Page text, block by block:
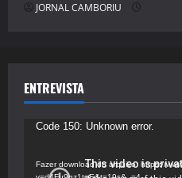
JORNAL CAMBORIU
ENTREVISTA
Tocador
vídeo
Code 150: Unknown error.
Fazer download do arquivo: https://